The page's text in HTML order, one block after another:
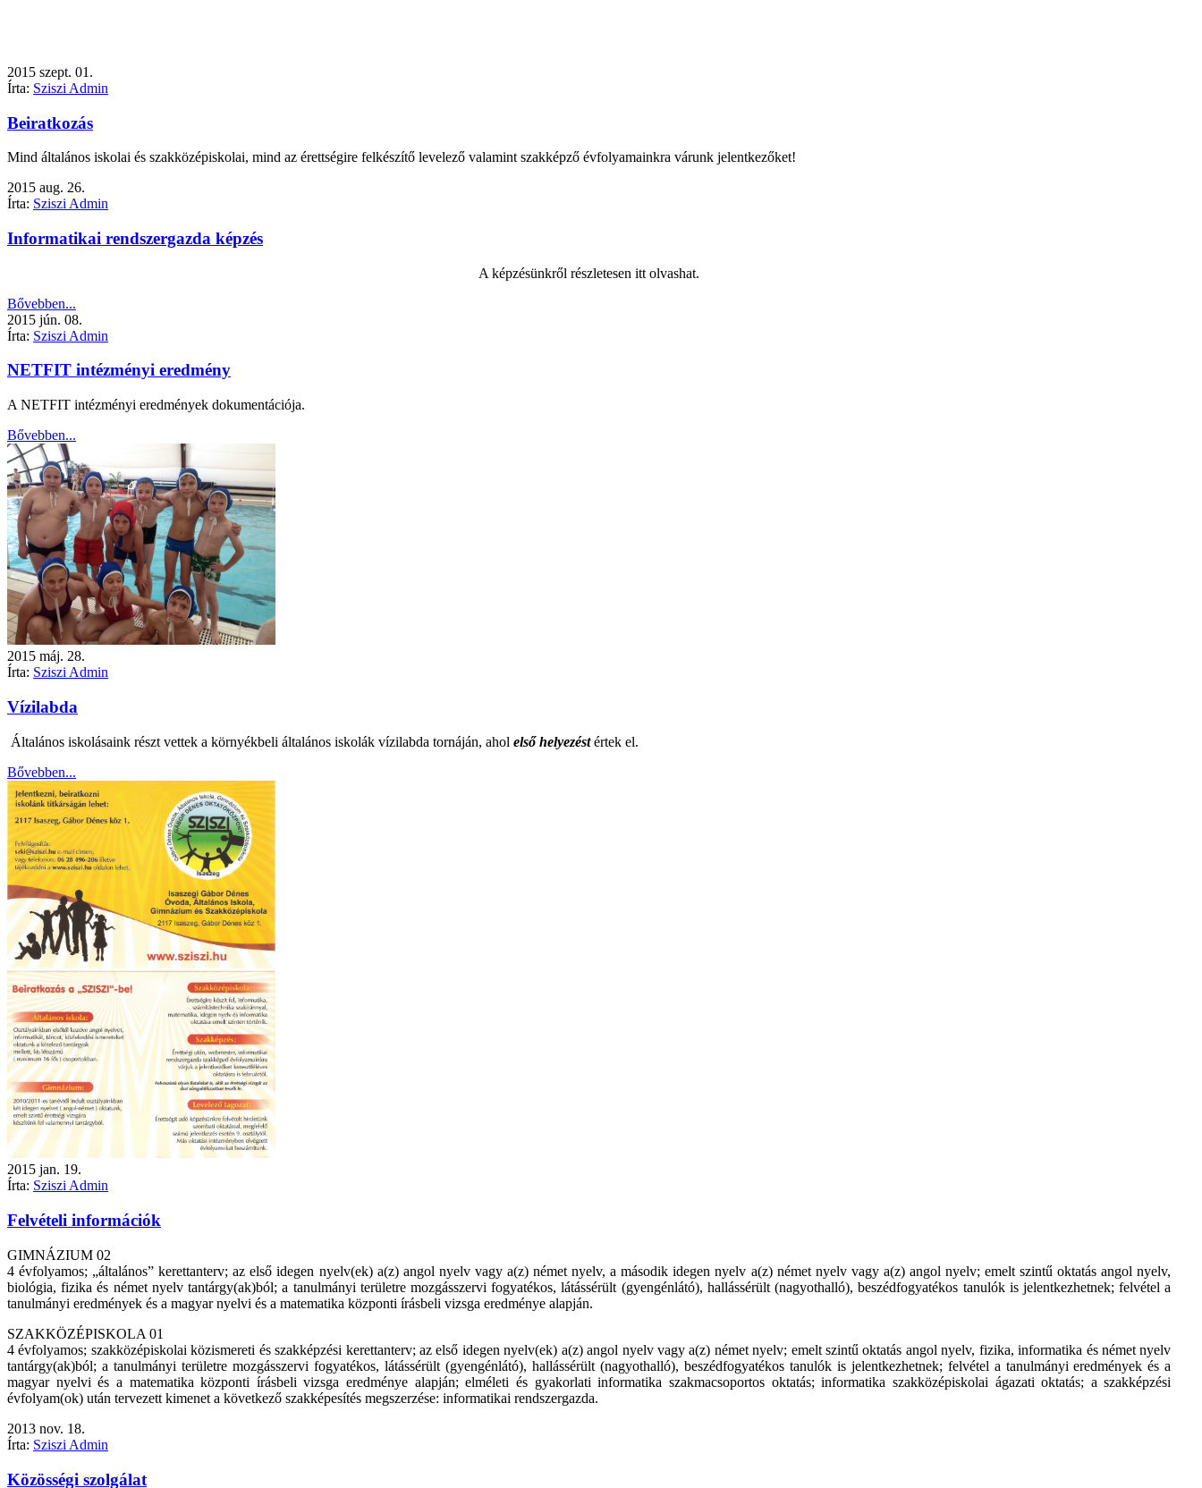
2015 szept. 01.
Írta: Sziszi Admin
Beiratkozás
Mind általános iskolai és szakközépiskolai, mind az érettségire felkészítő levelező valamint szakképző évfolyamainkra várunk jelentkezőket!
2015 aug. 26.
Írta: Sziszi Admin
Informatikai rendszergazda képzés
A képzésünkről részletesen itt olvashat.
Bővebben...
2015 jún. 08.
Írta: Sziszi Admin
NETFIT intézményi eredmény
A NETFIT intézményi eredmények dokumentációja.
Bővebben...
2015 máj. 28.
Írta: Sziszi Admin
Vízilabda
Általános iskolásaink részt vettek a környékbeli általános iskolák vízilabda tornáján, ahol első helyezéstértek el.
Bővebben...
2015 jan. 19.
Írta: Sziszi Admin
Felvételi információk
GIMNÁZIUM 02
4 évfolyamos; „általános” kerettanterv; az első idegen nyelv(ek) a(z) angol nyelv vagy a(z) német nyelv, a második idegen nyelv a(z) német nyelv vagy a(z) angol nyelv; emelt szintű oktatás angol nyelv,
biológia, fizika és német nyelv tantárgy(ak)ból; a tanulmányi területre mozgásszervi fogyatékos, látássérült (gyengénlátó), hallássérült (nagyothalló), beszédfogyatékos tanulók is jelentkezhetnek; felvétel a
tanulmányi eredmények és a magyar nyelvi és a matematika központi írásbeli vizsga eredménye alapján.
SZAKKÖZÉPISKOLA 01
4 évfolyamos; szakközépiskolai közismereti és szakképzési kerettanterv; az első idegen nyelv(ek) a(z) angol nyelv vagy a(z) német nyelv; emelt szintű oktatás angol nyelv, fizika, informatika és német nyelv
tantárgy(ak)ból; a tanulmányi területre mozgásszervi fogyatékos, látássérült (gyengénlátó), hallássérült (nagyothalló), beszédfogyatékos tanulók is jelentkezhetnek; felvétel a tanulmányi eredmények és a
magyar nyelvi és a matematika központi írásbeli vizsga eredménye alapján; elméleti és gyakorlati informatika szakmacsoportos oktatás; informatika szakközépiskolai ágazati oktatás; a szakképzési
évfolyam(ok) után tervezett kimenet a következő szakképesítés megszerzése: informatikai rendszergazda.
2013 nov. 18.
Írta: Sziszi Admin
Közösségi szolgálat